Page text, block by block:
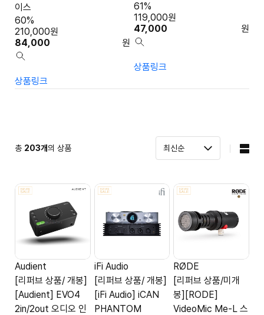
이스
84,000 원
210,000원
60%
상품링크
47,000 원
119,000원
61%
상품링크
총 203개의 상품
Audient
[리퍼브 상품/ 개봉]
[Audient] EVO4
2in/2out 오디오 인
iFi Audio
[리퍼브 상품/ 개봉]
[iFi Audio] iCAN
PHANTOM
RØDE
[리퍼브 상품/미개
봉][RODE]
VideoMic Me-L 스